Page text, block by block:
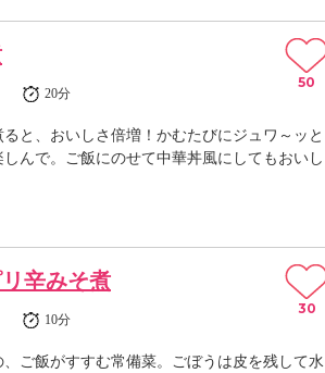
20分
と、おいしさ倍増！かむたびにジュワ～ッと
んで。ご飯にのせて中華丼風にしてもおいし
50
辛みそ煮
10分
ご飯がすすむ常備菜。ごぼうは皮を残して水
30